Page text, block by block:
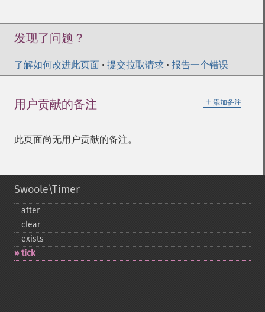
发现了问题？
了解如何改进此页面 • 提交拉取请求 • 报告一个错误
＋ 添加备注
用户贡献的备注
此页面尚无用户贡献的备注。
Swoole\Timer
after
clear
exists
tick